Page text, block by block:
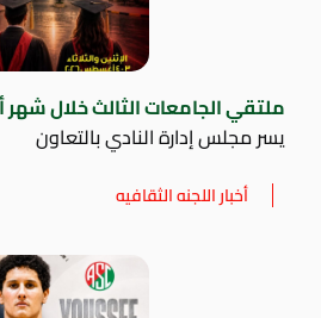
ملتقي الجامعات الثالث خلال
يسر مجلس إدارة النادي بالتعاون
أخبار اللجنه الثقافيه